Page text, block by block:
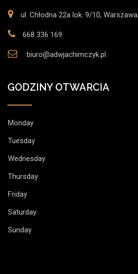
ul. Chłodna 22a lok. 9/10, Warszawa
668 336 169
biuro@adwjachimczyk.pl
GODZINY OTWARCIA
Monday
Tuesday
Wednesday
Thursday
Friday
Saturday
Sunday